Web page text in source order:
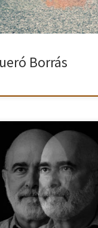
Borrás
Alberto Barrera Pérez,
de profesión, comenzó
de su padre, un gran